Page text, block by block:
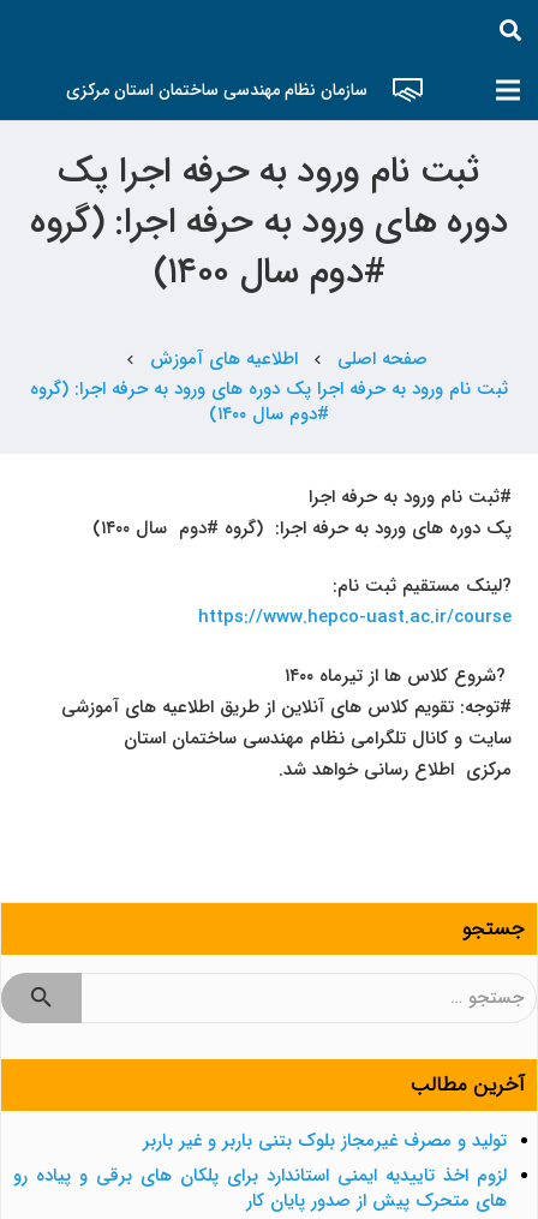
سازمان نظام مهندسی ساختمان استان مرکزی
ثبت نام ورود به حرفه اجرا پک
دوره های ورود به حرفه اجرا: (گروه
#دوم سال ۱۴۰۰)
صفحه اصلی chevron_left اطلاعیه های آموزش chevron_left
ثبت نام ورود به حرفه اجرا پک دوره های ورود به حرفه اجرا: (گروه
#دوم سال ۱۴۰۰)
#ثبت نام ورود به حرفه اجرا
پک دوره های ورود به حرفه اجرا: (گروه #دوم سال ۱۴۰۰)
?لینک مستقیم ثبت نام:
https://www.hepco-uast.ac.ir/course
?شروع کلاس ها از تیرماه ۱۴۰۰
#توجه: تقویم کلاس های آنلاین از طریق اطلاعیه های آموزشی
سایت و کانال تلگرامی نظام مهندسی ساختمان استان
مرکزی اطلاع رسانی خواهد شد.
جستجو
جستجو
آخرین مطالب
تولید و مصرف غیرمجاز بلوک بتنی باربر و غیر باربر
لزوم اخذ تاییدیه ایمنی استاندارد برای پلکان های برقی و پیاده رو
های متحرک پیش از صدور پایان کار